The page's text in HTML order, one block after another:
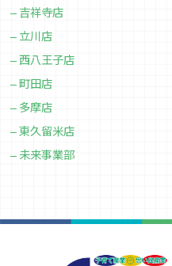
吉祥寺店
立川店
西八王子店
町田店
多摩店
東久留米店
未来事業部